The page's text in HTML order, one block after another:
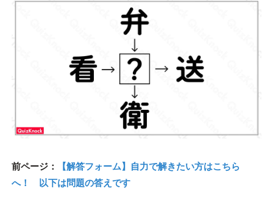
前ページ：
【解答フォーム】自力で解きたい方はこちら
へ！ 以下は問題の答えです